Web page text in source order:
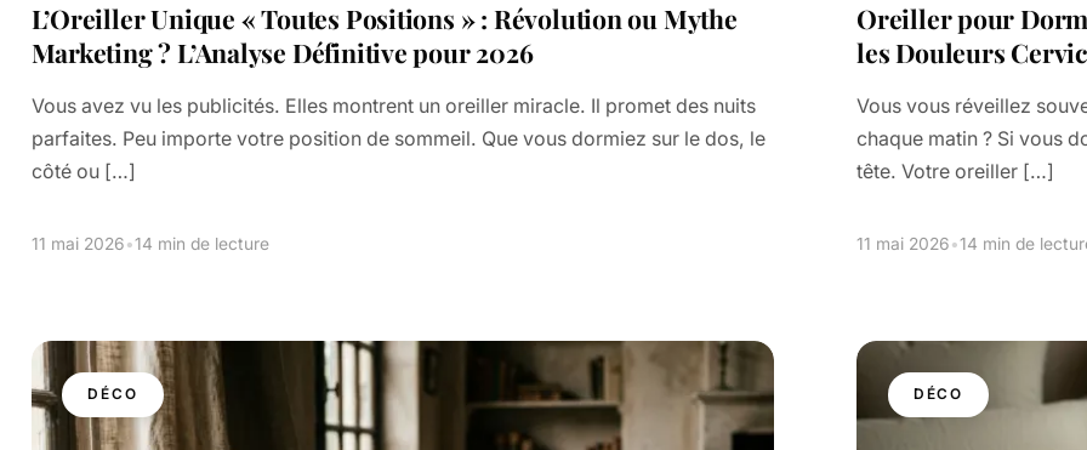
L’Oreiller Unique « Toutes Positions » : Révolution ou Mythe
Marketing ? L’Analyse Définitive pour 2026
Vous avez vu les publicités. Elles montrent un oreiller miracle. Il promet des nuits
parfaites. Peu importe votre position de sommeil. Que vous dormiez sur le dos, le
côté ou […]
11 mai 2026•14 min de lecture
Oreiller pour
les Douleurs
Vous vous réveillez
chaque matin ? Si vous
tête. Votre oreiller […]
11 mai 2026•14 min de
DÉCO DÉCO